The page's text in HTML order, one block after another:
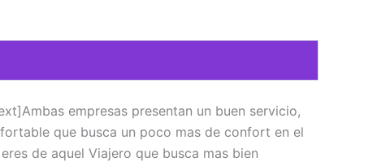
empresas presentan un buen servicio,
que busca un poco mas de confort en el
de aquel Viajero que busca mas bien